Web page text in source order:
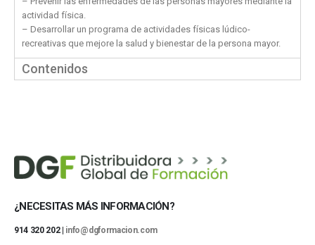
actividad física.
– Desarrollar un programa de actividades físicas lúdico-
recreativas que mejore la salud y bienestar de la persona mayor.
Contenidos
¿NECESITAS MÁS INFORMACIÓN?
914 320 202 | info@dgformacion.com